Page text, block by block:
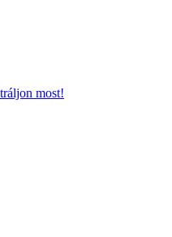
most!